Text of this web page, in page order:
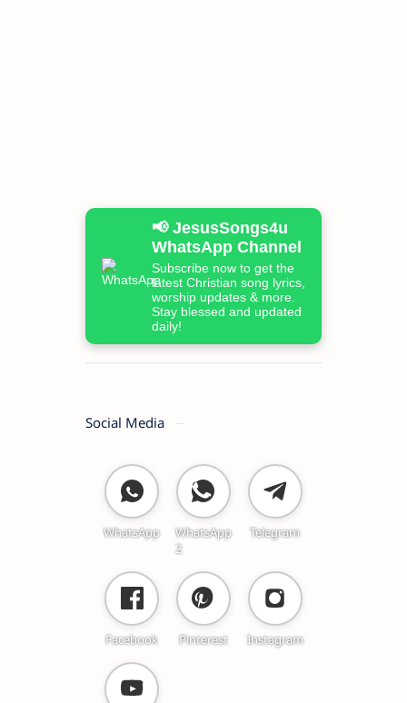
📢 JesusSongs4u
WhatsApp Channel
Subscribe now to get the
latest Christian song lyrics,
worship updates & more.
Stay blessed and updated
daily!
Social Media
WhatsApp
WhatsApp
2
Telegram
Facebook Pinterest Instagram